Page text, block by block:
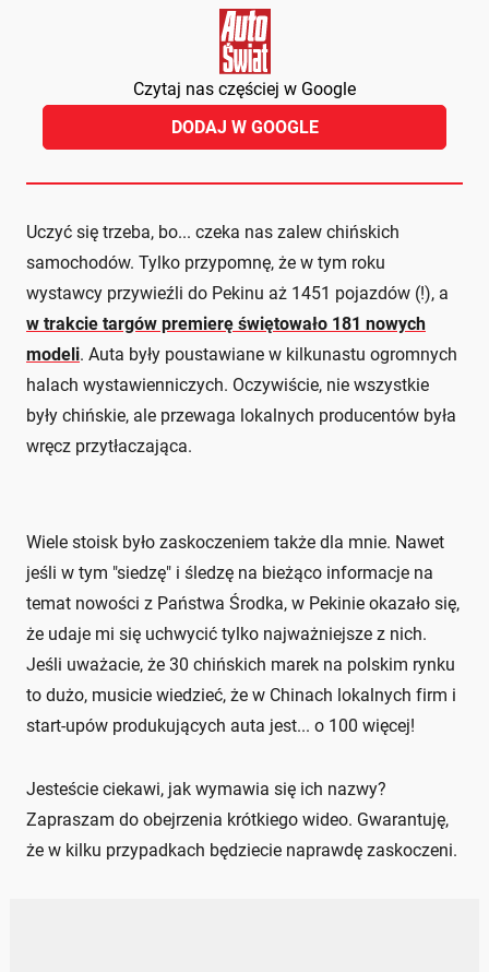
Czytaj nas częściej w Google
DODAJ W GOOGLE
Uczyć się trzeba, bo... czeka nas zalew chińskich
samochodów. Tylko przypomnę, że w tym roku
wystawcy przywieźli do Pekinu aż 1451 pojazdów (!), a
w trakcie targów premierę świętowało 181 nowych
modeli. Auta były poustawiane w kilkunastu ogromnych
halach wystawienniczych. Oczywiście, nie wszystkie
były chińskie, ale przewaga lokalnych producentów była
wręcz przytłaczająca.
Wiele stoisk było zaskoczeniem także dla mnie. Nawet
jeśli w tym "siedzę" i śledzę na bieżąco informacje na
temat nowości z Państwa Środka, w Pekinie okazało się,
że udaje mi się uchwycić tylko najważniejsze z nich.
Jeśli uważacie, że 30 chińskich marek na polskim rynku
to dużo, musicie wiedzieć, że w Chinach lokalnych firm i
start-upów produkujących auta jest... o 100 więcej!
Jesteście ciekawi, jak wymawia się ich nazwy?
Zapraszam do obejrzenia krótkiego wideo. Gwarantuję,
że w kilku przypadkach będziecie naprawdę zaskoczeni.